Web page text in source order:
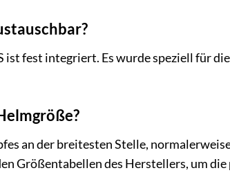
ist fest integriert. Es wurde speziell für
an der breitesten Stelle,
Größentabellen des Herstellers, um